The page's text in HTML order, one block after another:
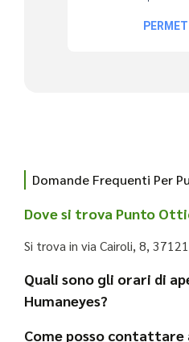
Domande Frequenti Per
Dove si trova Punto
Si trova in via Cairoli, 8,
Quali sono gli orari di
Humaneyes?
Come posso